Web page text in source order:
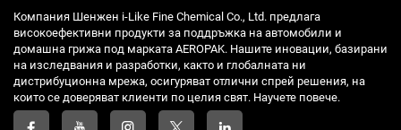
Компания Шенжен i-Like Fine Chemical Co., Ltd. предлага
високоефективни продукти за поддръжка на автомобили и
домашна грижа под марката AEROPAK. Нашите иновации, базирани
на изследвания и разработки, както и глобалната ни
дистрибуционна мрежа, осигуряват отлични спрей решения, на
които се доверяват клиенти по целия свят. Научете повече.